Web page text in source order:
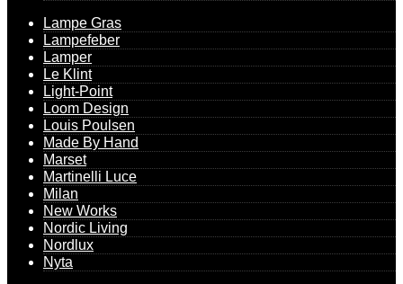
Lampe Gras
Lampefeber
Lamper
Le Klint
Light-Point
Loom Design
Louis Poulsen
Made By Hand
Marset
Martinelli Luce
Milan
New Works
Nordic Living
Nordlux
Nyta